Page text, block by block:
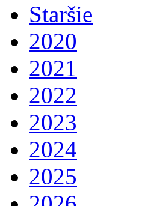
Staršie
2020
2021
2022
2023
2024
2025